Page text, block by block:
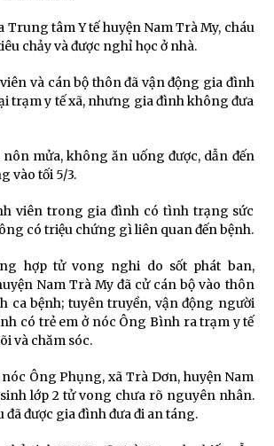
Trung tâm Y tế huyện Nam Trà My, cháu
chảy và được nghỉ học ở nhà.
viên và cán bộ thôn đã vận động gia đình
trạm y tế xã, nhưng gia đình không đưa
nôn mửa, không ăn uống được, dẫn đến
vào tối 5/3.
viên trong gia đình có tình trạng sức
có triệu chứng gì liên quan đến bệnh.
hợp tử vong nghi do sốt phát ban,
Nam Trà My đã cử cán bộ vào thôn
ca bệnh; tuyên truyền, vận động người
có trẻ em ở nóc Ông Bình ra trạm y tế
và chăm sóc.
Ông Phụng, xã Trà Dơn, huyện Nam
lớp 2 tử vong chưa rõ nguyên nhân.
đã được gia đình đưa đi an táng.